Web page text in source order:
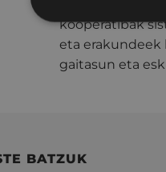
kooperatibak
eta erakundeek
gaitasun eta
BATZUK